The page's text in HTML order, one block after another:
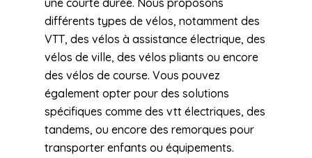
une courte durée. Nous proposons
différents types de vélos, notamment des
VTT, des vélos à assistance électrique, des
vélos de ville, des vélos pliants ou encore
des vélos de course. Vous pouvez
également opter pour des solutions
spécifiques comme des vtt électriques, des
tandems, ou encore des remorques pour
transporter enfants ou équipements.